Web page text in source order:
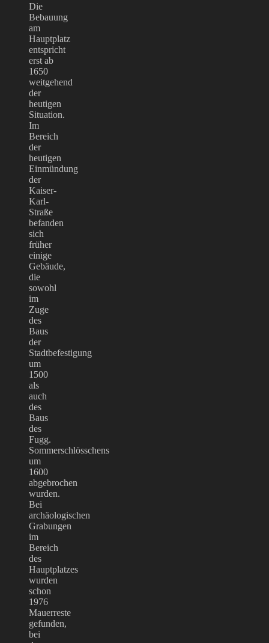
Die
Bebauung
am
Hauptplatz
entspricht
erst ab
1650
weitgehend
der
heutigen
Situation.
Im
Bereich
der
heutigen
Einmündung
der
Kaiser-
Karl-
Straße
befanden
sich
früher
einige
Gebäude,
die
sowohl
im
Zuge
des
Baus
der
Stadtbefestigung
um
1500
als
auch
des
Baus
des
Fugg.
Sommerschlösschens
um
1600
abgebrochen
wurden.
Bei
archäologischen
Grabungen
im
Bereich
des
Hauptplatzes
wurden
schon
1976
Mauerreste
gefunden,
bei